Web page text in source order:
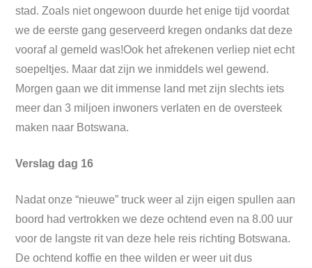
stad. Zoals niet ongewoon duurde het enige tijd voordat
we de eerste gang geserveerd kregen ondanks dat deze
vooraf al gemeld was!Ook het afrekenen verliep niet echt
soepeltjes. Maar dat zijn we inmiddels wel gewend.
Morgen gaan we dit immense land met zijn slechts iets
meer dan 3 miljoen inwoners verlaten en de oversteek
maken naar Botswana.
Verslag dag 16
Nadat onze “nieuwe” truck weer al zijn eigen spullen aan
boord had vertrokken we deze ochtend even na 8.00 uur
voor de langste rit van deze hele reis richting Botswana.
De ochtend koffie en thee wilden er weer uit dus